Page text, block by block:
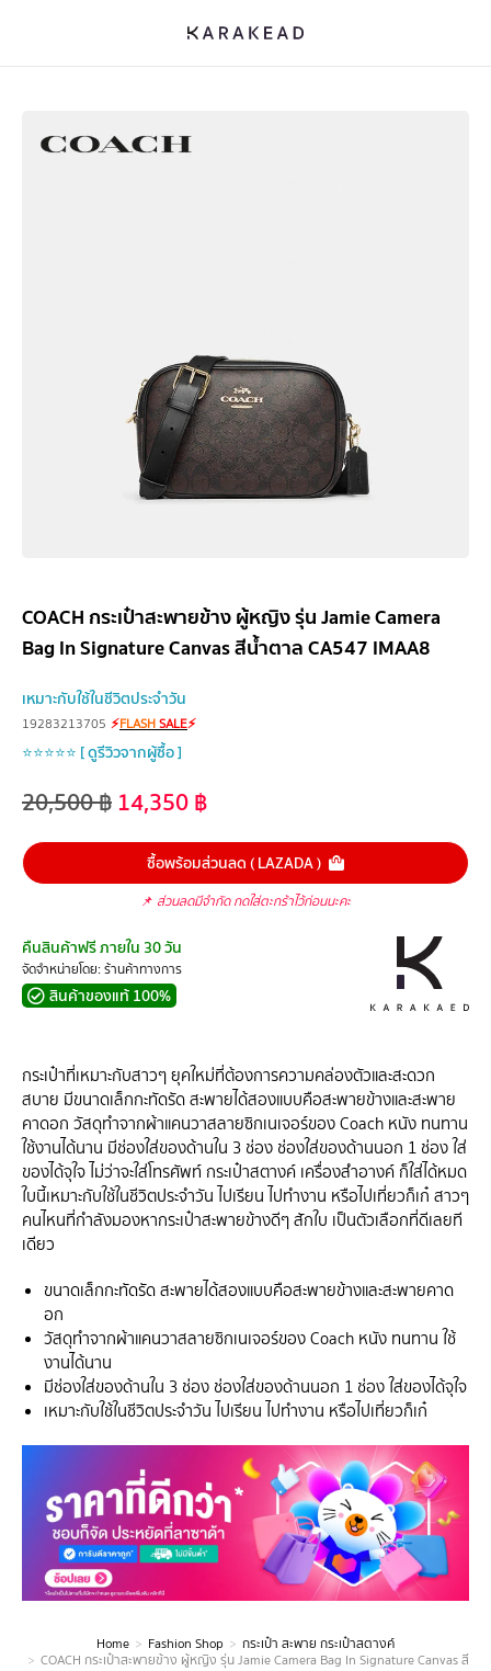
COACH กระเป๋าสะพายข้าง ผู้หญิง รุ่น Jamie Camera
Bag In Signature Canvas สีน้ำตาล CA547 IMAA8
เหมาะกับใช้ในชีวิตประจำวัน
19283213705 ⚡FLASHSALE⚡
⭐⭐⭐⭐⭐ [ ดูรีวิวจากผู้ซื้อ ]
20,500฿ 14,350฿
ซื้อพร้อมส่วนลด ( LAZADA )
📌 ส่วนลดมีจำกัด กดใส่ตะกร้าไว้ก่อนนะคะ
คืนสินค้าฟรี ภายใน 30 วัน
จัดจำหน่ายโดย: ร้านค้าทางการ
สินค้าของแท้ 100%
กระเป๋าที่เหมาะกับสาวๆ ยุคใหม่ที่ต้องการความคล่องตัวและสะดวก
สบาย มีขนาดเล็กกะทัดรัด สะพายได้สองแบบคือสะพายข้างและสะพาย
คาดอก วัสดุทำจากผ้าแคนวาสลายซิกเนเจอร์ของ Coach หนัง ทนทาน
ใช้งานได้นาน มีช่องใส่ของด้านใน 3 ช่อง ช่องใส่ของด้านนอก 1 ช่อง ใส่
ของได้จุใจ ไม่ว่าจะใส่โทรศัพท์ กระเป๋าสตางค์ เครื่องสำอางค์ ก็ใส่ได้หมด
ใบนี้เหมาะกับใช้ในชีวิตประจำวัน ไปเรียน ไปทำงาน หรือไปเที่ยวก็เก๋ สาวๆ
คนไหนที่กำลังมองหากระเป๋าสะพายข้างดีๆ สักใบ เป็นตัวเลือกที่ดีเลยที
เดียว
ขนาดเล็กกะทัดรัด สะพายได้สองแบบคือสะพายข้างและสะพายคาด
อก
วัสดุทำจากผ้าแคนวาสลายซิกเนเจอร์ของ Coach หนัง ทนทาน ใช้
งานได้นาน
มีช่องใส่ของด้านใน 3 ช่อง ช่องใส่ของด้านนอก 1 ช่อง ใส่ของได้จุใจ
เหมาะกับใช้ในชีวิตประจำวัน ไปเรียน ไปทำงาน หรือไปเที่ยวก็เก๋
You are here:
Home Fashion Shop
กระเป๋า สะพาย กระเป๋าสตางค์
COACH กระเป๋าสะพายข้าง ผู้หญิง รุ่น Jamie Camera Bag In Signature Canvas สีน้ำ